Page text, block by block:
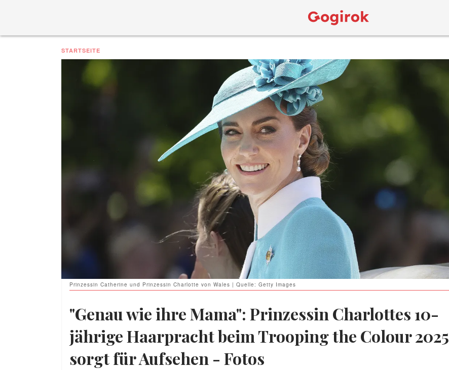
STARTSEITE
Prinzessin Catherine und Prinzessin Charlotte von Wales | Quelle: Getty Images
"Genau wie ihre Mama": Prinzessin Charlottes 10-
jährige Haarpracht beim Trooping the Colour 2025
sorgt für Aufsehen - Fotos